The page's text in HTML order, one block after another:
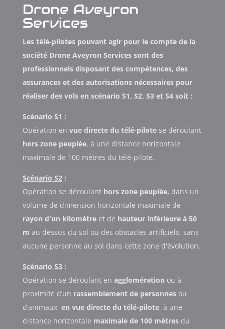
Drone Aveyron
Services
Les télé-pilotes pouvant agir pour le compte de la
société Drone Aveyron Services sont des
professionnels disposant des compétences, des
assurances et des autorisations nécessaires pour
réaliser des vols en scénario S1, S2, S3 et S4 soit :
Scénario S1 :
Opération en vue directe du télé-pilotese déroulant
hors zone peuplée, à une distance horizontale
maximale de 100 mètres du télé-pilote.
Scénario S2:
Opération se déroulant hors zone peuplée, dans un
volume de dimension horizontale maximale de
rayon d'un kilomètreet de hauteur inférieure à 50
m au dessus du sol ou des obstacles artificiels, sans
aucune personne au sol dans cette zone d'évolution.
Scénario S3:
Opération se déroulant en agglomération ou à
proximité d’un rassemblement de personnesou
d’animaux, en vue directe du télé-pilote, à une
distance horizontale maximale de 100 mètresdu